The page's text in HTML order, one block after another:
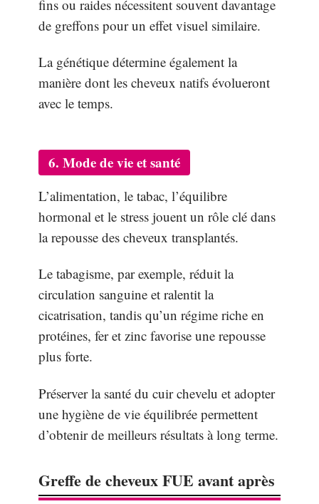
fins ou raides nécessitent souvent davantage
de greffons pour un effet visuel similaire.
La génétique détermine également la
manière dont les cheveux natifs évolueront
avec le temps.
6. Mode de vie et santé
L’alimentation, le tabac, l’équilibre
hormonal et le stress jouent un rôle clé dans
la repousse des cheveux transplantés.
Le tabagisme, par exemple, réduit la
circulation sanguine et ralentit la
cicatrisation, tandis qu’un régime riche en
protéines, fer et zinc favorise une repousse
plus forte.
Préserver la santé du cuir chevelu et adopter
une hygiène de vie équilibrée permettent
d’obtenir de meilleurs résultats à long terme.
Greffe de cheveux FUE avant après